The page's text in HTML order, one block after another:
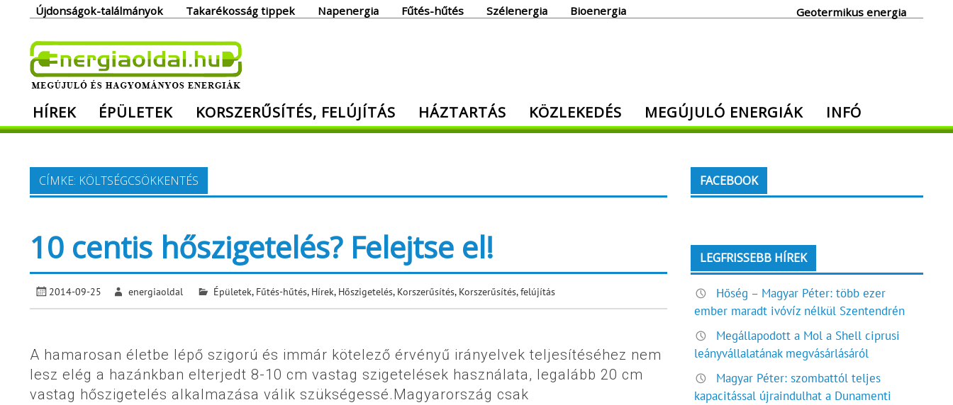
Újdonságok-találmányok Takarékosság tippek Napenergia Fűtés-hűtés Szélenergia Bioenergia Geotermikus energia
Megújuló és hagyományos energiák. Minden, ami energia!
HÍREK ÉPÜLETEK KORSZERŰSÍTÉS, FELÚJÍTÁS HÁZTARTÁS KÖZLEKEDÉS MEGÚJULÓ ENERGIÁK INFÓ
CÍMKE: KÖLTSÉGCSÖKKENTÉS
10 centis hőszigetelés? Felejtse el!
2014-09-25 energiaoldal Épületek, Fűtés-hűtés, Hírek, Hőszigetelés, Korszerűsítés, Korszerűsítés, felújítás
A hamarosan életbe lépő szigorú és immár kötelező érvényű irányelvek teljesítéséhez nem
lesz elég a hazánkban elterjedt 8-10 cm vastag szigetelések használata, legalább 20 cm
vastag hőszigetelés alkalmazása válik szükségessé.Magyarország csak
FACEBOOK
LEGFRISSEBB HÍREK
Hőség – Magyar Péter: több ezer
ember maradt ivóvíz nélkül Szentendrén
Megállapodott a Mol a Shell ciprusi
leányvállalatának megvásárlásáról
Magyar Péter: szombattól teljes
kapacitással újraindulhat a Dunamenti